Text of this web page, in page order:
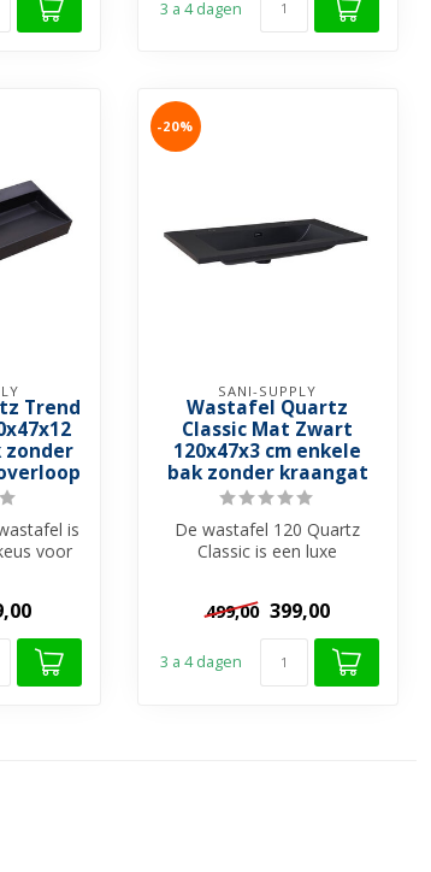
3 a 4 dagen
Trend
zonder
is
voor
-20%
SANI-SUPPLY
Wastafel Quartz
Classic Mat Zwart
120x47x3 cm enkele
bak zonder kraangat
De wastafel 120 Quartz
Classic is een luxe
499,00 399,00
3 a 4 dagen